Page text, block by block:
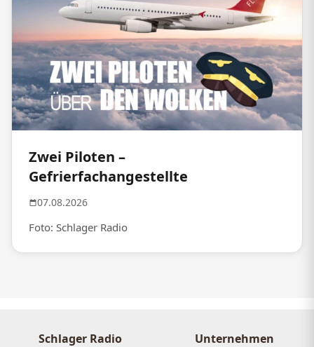
Zwei Piloten –
Gefrierfachangestellte
07.08.2026
Foto: Schlager Radio
Schlager Radio Unternehmen